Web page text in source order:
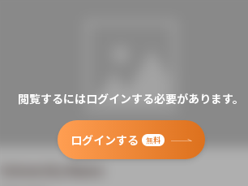
閲覧するにはログインする必要があります。
ログインする 無料